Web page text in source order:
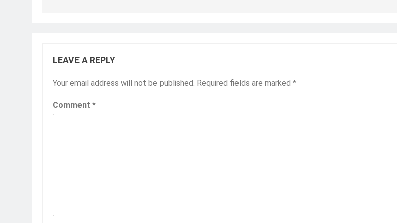
LEAVE A REPLY
Your email address will not be published. Required fields are marked *
Comment *